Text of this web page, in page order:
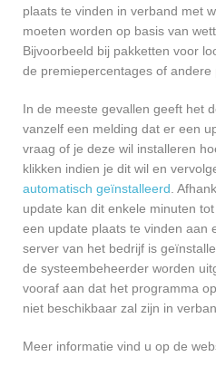
plaats te vinden in verband met
moeten worden op basis van
Bijvoorbeeld bij pakketten voor
de premiepercentages of andere
In de meeste gevallen geeft het
vanzelf een melding dat er een
vraag of je deze wil installeren
klikken indien je dit wil en
automatisch geïnstalleerd.
update kan dit enkele minuten
een update plaats te vinden aan
server van het bedrijf is
de systeembeheerder worden
vooraf aan dat het programma
niet beschikbaar zal zijn in
Meer informatie vind u op de